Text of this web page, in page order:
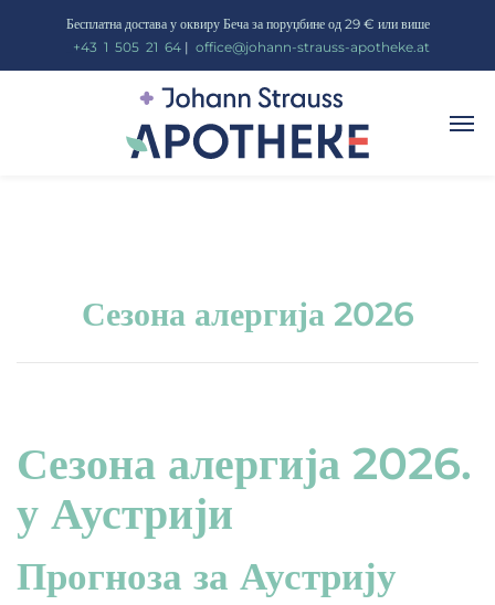
Бесплатна достава у оквиру Беча за поруџбине од 29 € или више
+43 1 505_ 21 64| office@johann-strauss-apotheke.at
Сезона алергија 2026
Сезона алергија 2026.
у Аустрији
Прогноза за Аустрију